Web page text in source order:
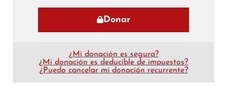
Donar
¿Mi donación es segura?
¿Mi donación es deducible de impuestos?
¿Puedo cancelar mi donación recurrente?